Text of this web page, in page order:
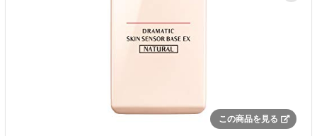
この商品を見る